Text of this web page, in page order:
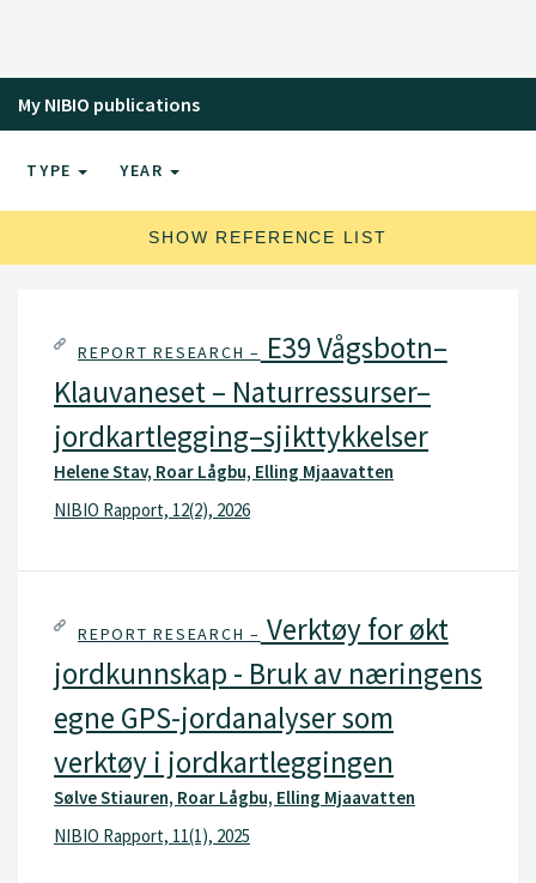
My NIBIO publications
TYPE YEAR
SHOW REFERENCE LIST
REPORT RESEARCH – E39 Vågsbotn–
Klauvaneset – Naturressurser–
jordkartlegging–sjikttykkelser
Helene Stav, Roar Lågbu, Elling Mjaavatten
NIBIO Rapport, 12(2), 2026
REPORT RESEARCH – Verktøy for økt
jordkunnskap - Bruk av næringens
egne GPS-jordanalyser som
verktøy i jordkartleggingen
Sølve Stiauren, Roar Lågbu, Elling Mjaavatten
NIBIO Rapport, 11(1), 2025